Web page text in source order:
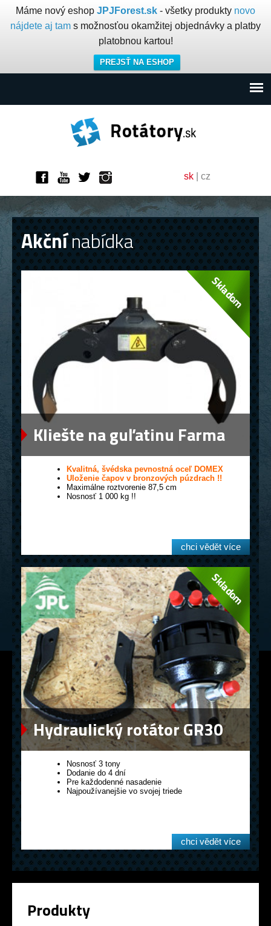
Máme nový eshop JPJForest.sk - všetky produkty novo
nájdete aj tam s možnosťou okamžitej objednávky a platby
platobnou kartou!
PREJSŤ NA ESHOP
sk cz
Akčnínabídka
Kliešte na guľatinu Farma
0,12
Kvalitná, švédska pevnostná oceľ DOMEX
Uloženie čapov v bronzových púzdrach !!
Maximálne roztvorenie 87,5 cm
Nosnosť 1 000 kg !!
chci vědět více
Hydraulický rotátor GR30
Nosnosť 3 tony
Dodanie do 4 dní
Pre každodenné nasadenie
Najpoužívanejšie vo svojej triede
chci vědět více
Produkty